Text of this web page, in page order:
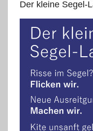
Der kleine Segel-